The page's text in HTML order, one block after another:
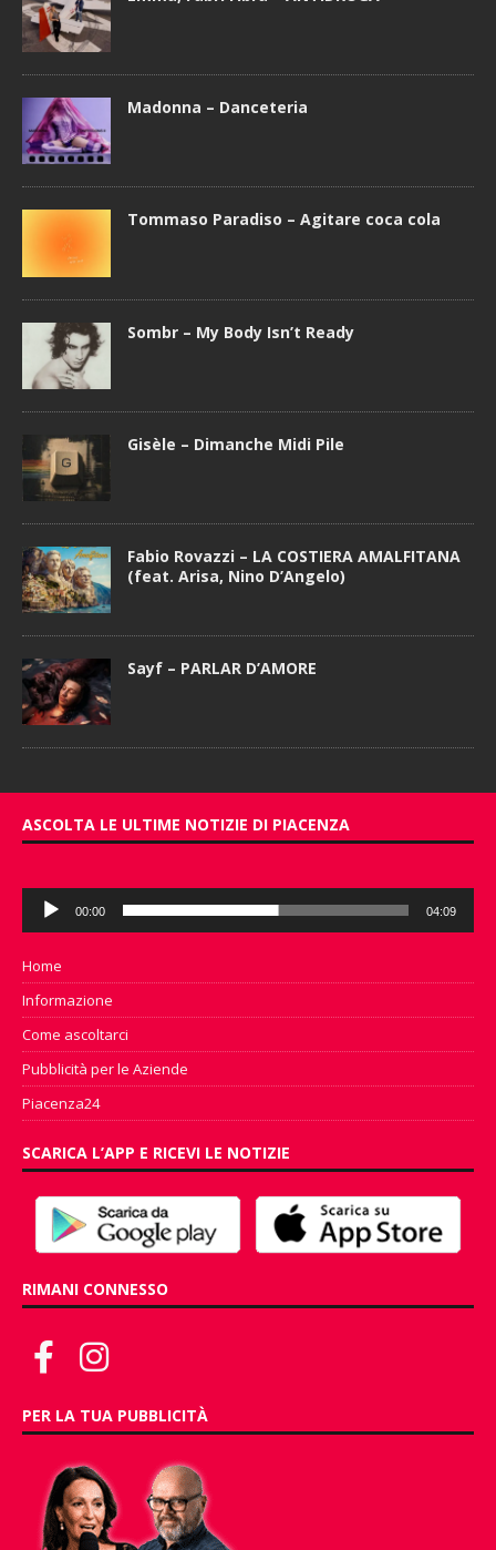
Madonna – Danceteria
Tommaso Paradiso – Agitare coca cola
Sombr – My Body Isn’t Ready
Gisèle – Dimanche Midi Pile
Fabio Rovazzi – LA COSTIERA AMALFITANA
(feat. Arisa, Nino D’Angelo)
Sayf – PARLAR D’AMORE
ASCOLTA LE ULTIME NOTIZIE DI PIACENZA
Audio
Player
00:00 04:09
Home
Informazione
Come ascoltarci
Pubblicità per le Aziende
Piacenza24
SCARICA L’APP E RICEVI LE NOTIZIE
RIMANI CONNESSO
PER LA TUA PUBBLICITÀ